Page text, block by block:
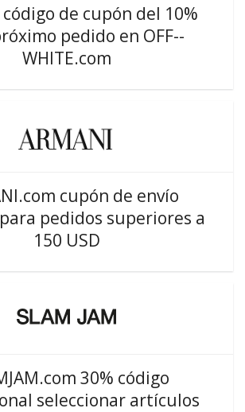
de cupón del 10%
pedido en OFF--
WHITE.com
cupón de envío
pedidos superiores a
150 USD
30% código
seleccionar artículos